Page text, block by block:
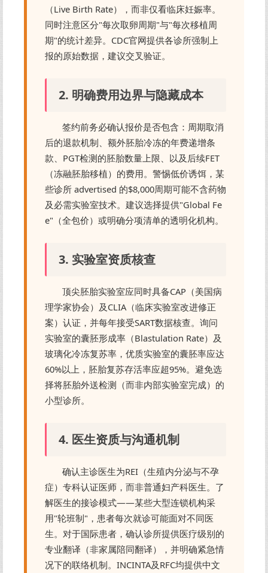
（Live Birth Rate），而非仅看临床妊娠率。
同时注意区分"每次取卵周期"与"每次移植周
期"的统计差异。CDC官网提供各诊所强制上
报的原始数据，建议交叉验证。
2. 明确费用边界与隐藏成本
签约前务必确认报价是否包含：周期取消
后的退款机制、额外胚胎冷冻的年费递增条
款、PGT检测的胚胎数量上限、以及后续FET
（冻融胚胎移植）的费用。警惕低价诱饵，某
些诊所 advertised 的$8,000周期可能不含药物
及必需实验室技术。建议选择提供"Global Fe
e"（全包价）或明确分项清单的透明化机构。
3. 实验室资质核查
顶尖胚胎实验室应同时具备CAP（美国病
理学家协会）及CLIA（临床实验室改进修正
案）认证，并每年接受SART数据核查。询问
实验室的囊胚形成率（Blastulation Rate）及
玻璃化冷冻复苏率，优质实验室的囊胚率应达
60%以上，胚胎复苏存活率应超95%。避免选
择将胚胎外送检测（而非内部实验室完成）的
小型诊所。
4. 医生资质与沟通机制
确认主诊医生为REI（生殖内分泌与不孕
症）专科认证医师，而非普通妇产科医生。了
解医生的接诊模式——某些大型连锁机构采
用"轮班制"，患者每次就诊可能面对不同医
生。对于国际患者，确认诊所提供医疗级别的
专业翻译（非家属陪同翻译），并明确紧急情
况下的联络机制。INCINTA及RFC均提供中文